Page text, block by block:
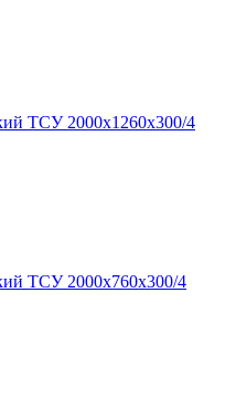
ТСУ 2000x1260x300/4
ТСУ 2000x760x300/4